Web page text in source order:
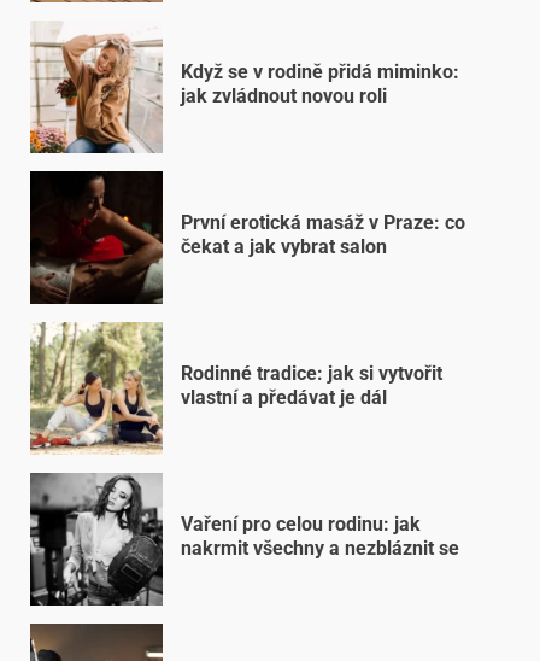
Když se v rodině přidá miminko:
jak zvládnout novou roli
První erotická masáž v Praze: co
čekat a jak vybrat salon
Rodinné tradice: jak si vytvořit
vlastní a předávat je dál
Vaření pro celou rodinu: jak
nakrmit všechny a nezbláznit se